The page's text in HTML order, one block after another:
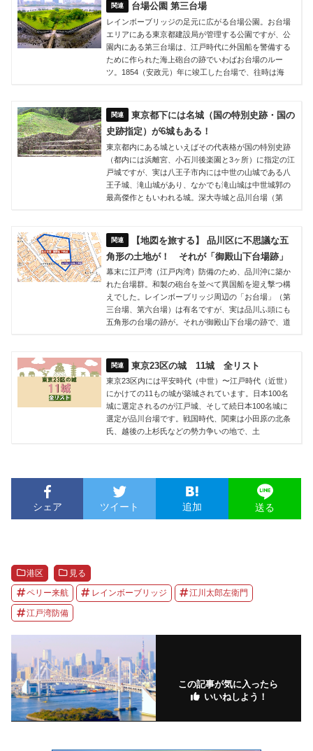
台場公園 第三台場
レインボーブリッジの足元に広がる台場公園。お台場
エリアにある東京都建設局が管理する公園ですが、公
園内にある第三台場は、江戸時代に外国船を警備する
ために作られた海上砲台の跡でいわばお台場のルー
ツ。1854（安政元）年に竣工した台場で、往時は海
東京都下には名城（国の特別史跡・国の
史跡指定）が6城もある！
東京都内にある城といえばその代表格が国の特別史跡
（都内には浜離宮、小石川後楽園と3ヶ所）に指定の江
戸城ですが、実は八王子市内には中世の山城である八
王子城、滝山城があり、なかでも滝山城は中世城郭の
最高傑作ともいわれる城。深大寺城と品川台場（第
【地図を旅する】 品川区に不思議な五
角形の土地が！ それが「御殿山下台場跡」
幕末に江戸湾（江戸内湾）防備のため、品川沖に築か
れた台場群。和製の砲台を並べて異国船を迎え撃つ構
えでした。レインボーブリッジ周辺の「お台場」（第
三台場、第六台場）は有名ですが、実は品川ふ頭にも
五角形の台場の跡が。それが御殿山下台場の跡で、道
東京23区の城 11城 全リスト
東京23区内には平安時代（中世）〜江戸時代（近世）
にかけての11もの城が築城されています。日本100名
城に選定されるのが江戸城、そして続日本100名城に
選定が品川台場です。戦国時代、関東は小田原の北条
氏、越後の上杉氏などの勢力争いの地で、土
シェア ツイート 追加 送る
港区 見る
ペリー来航 レインボーブリッジ 江川太郎左衛門
江戸湾防備
この記事が気に入ったら
いいねしよう！